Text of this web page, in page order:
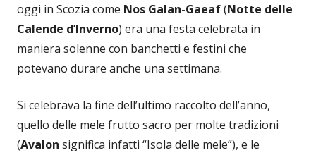
oggi in Scozia come Nos Galan-Gaeaf(Notte delle
Calende d’Inverno) era una festa celebrata in
maniera solenne con banchetti e festini che
potevano durare anche una settimana.
Si celebrava la fine dell’ultimo raccolto dell’anno,
quello delle mele frutto sacro per molte tradizioni
(Avalon significa infatti “Isola delle mele”), e le